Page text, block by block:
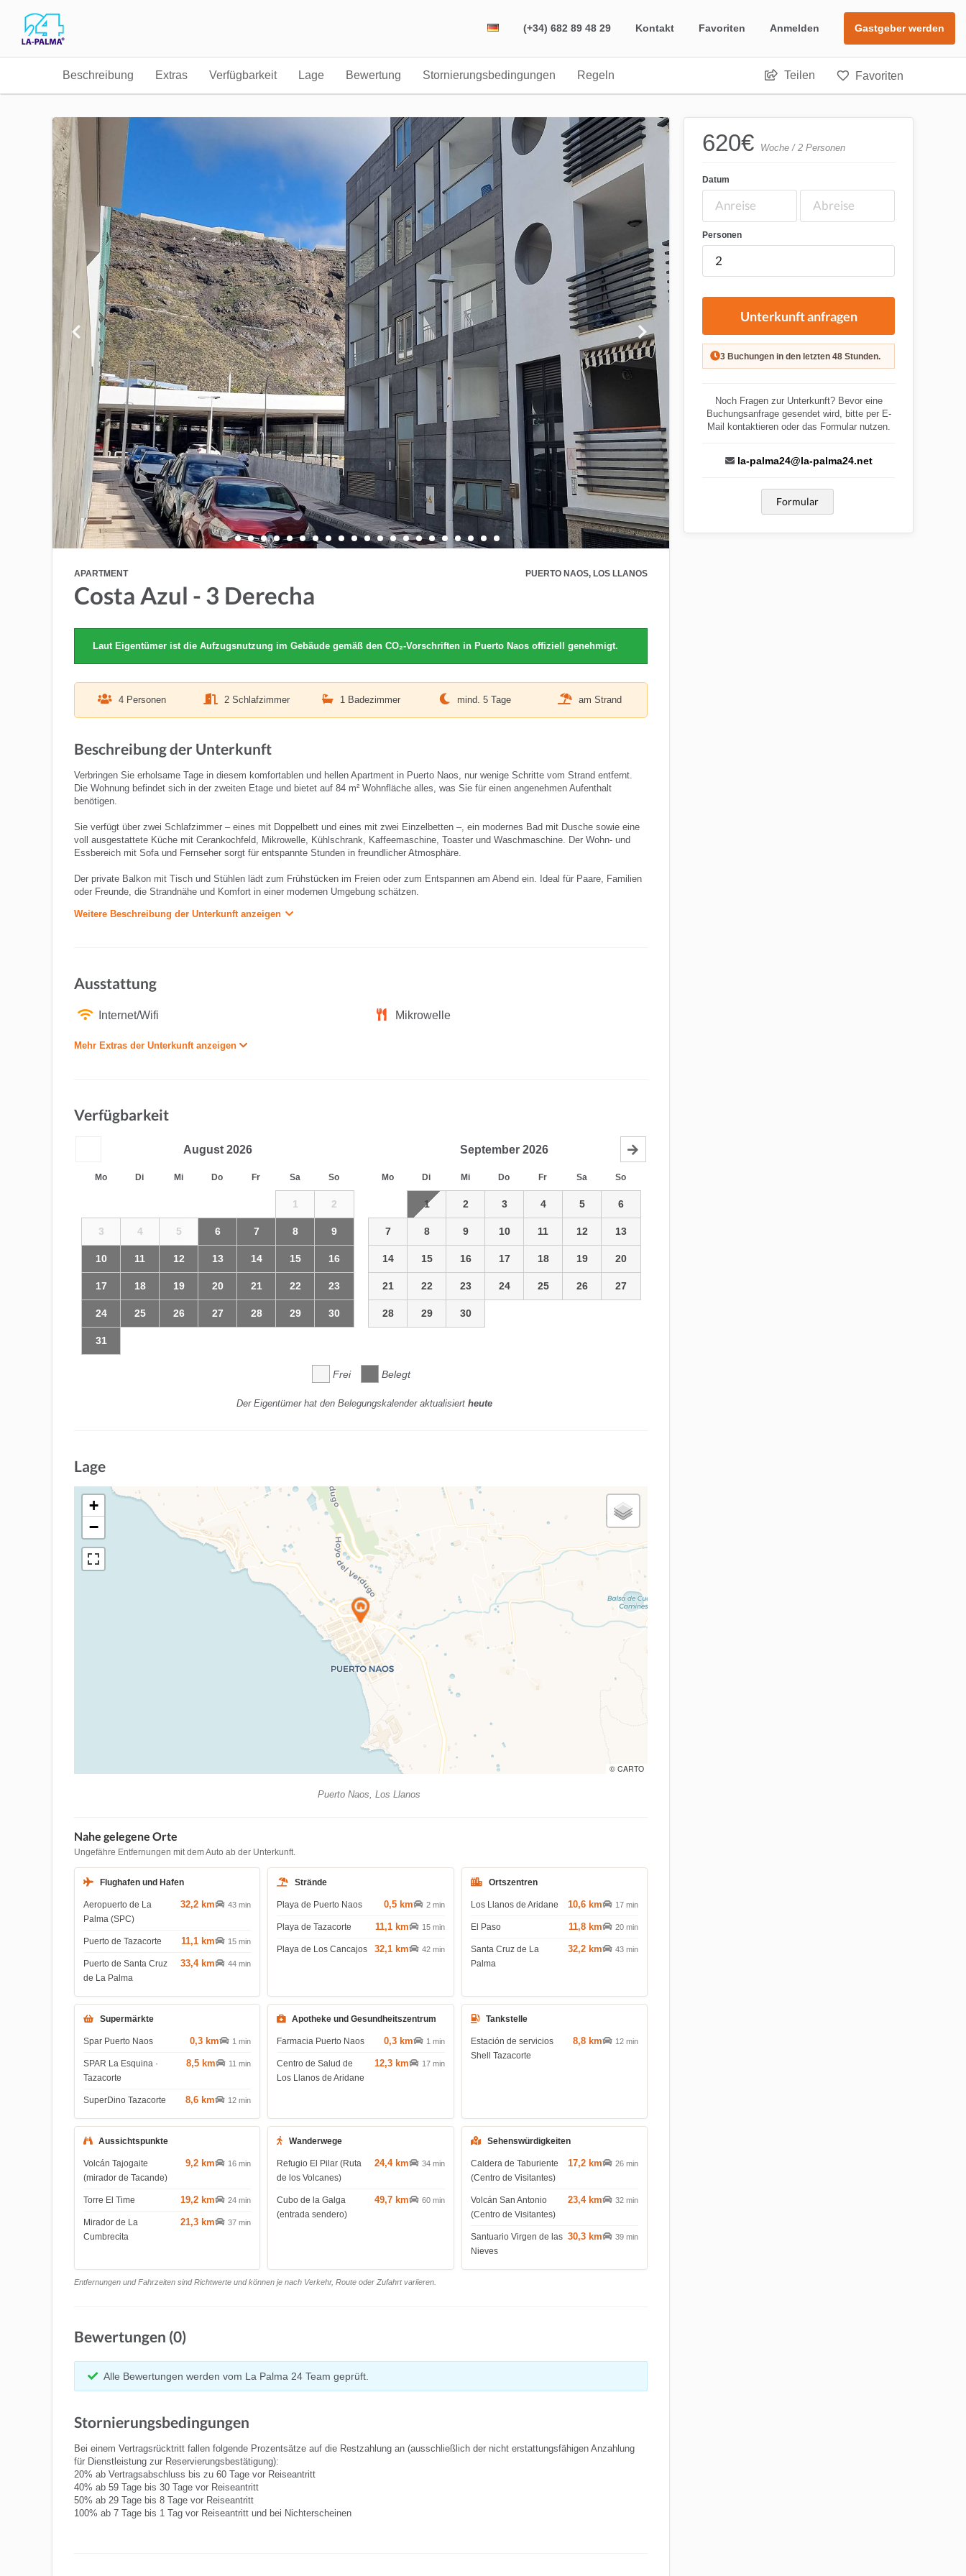
(+34) 682 89 48 29 Kontakt Favoriten Anmelden Gastgeber werden
Beschreibung Extras Verfügbarkeit Lage Bewertung Stornierungsbedingungen Regeln Teilen Favoriten
APARTMENT PUERTO NAOS, LOS LLANOS
Costa Azul - 3 Derecha
Laut Eigentümer ist die Aufzugsnutzung im Gebäude gemäß den CO₂-Vorschriften in Puerto Naos offiziell genehmigt.
4 Personen 2 Schlafzimmer 1 Badezimmer mind. 5 Tage am Strand
Beschreibung der Unterkunft
Verbringen Sie erholsame Tage in diesem komfortablen und hellen Apartment in Puerto Naos, nur wenige Schritte vom Strand entfernt.
Die Wohnung befindet sich in der zweiten Etage und bietet auf 84 m² Wohnfläche alles, was Sie für einen angenehmen Aufenthalt
benötigen.
Sie verfügt über zwei Schlafzimmer – eines mit Doppelbett und eines mit zwei Einzelbetten –, ein modernes Bad mit Dusche sowie eine
voll ausgestattete Küche mit Cerankochfeld, Mikrowelle, Kühlschrank, Kaffeemaschine, Toaster und Waschmaschine. Der Wohn- und
Essbereich mit Sofa und Fernseher sorgt für entspannte Stunden in freundlicher Atmosphäre.
Der private Balkon mit Tisch und Stühlen lädt zum Frühstücken im Freien oder zum Entspannen am Abend ein. Ideal für Paare, Familien
oder Freunde, die Strandnähe und Komfort in einer modernen Umgebung schätzen.
Weitere Beschreibung der Unterkunft anzeigen
Ausstattung
Internet/Wifi Mikrowelle
Mehr Extras der Unterkunft anzeigen
Verfügbarkeit
August 2026
Mo Di Mi Do Fr Sa So
1 2
3 4 5 6 7 8 9
10 11 12 13 14 15 16
17 18 19 20 21 22 23
24 25 26 27 28 29 30
31
September 2026
Mo Di Mi Do Fr Sa So
1 2 3 4 5 6
7 8 9 10 11 12 13
14 15 16 17 18 19 20
21 22 23 24 25 26 27
28 29 30
Frei Belegt
Der Eigentümer hat den Belegungskalender aktualisiert heute
Lage
+
−
© CARTO
Puerto Naos, Los Llanos
Nahe gelegene Orte
Ungefähre Entfernungen mit dem Auto ab der Unterkunft.
Flughafen und Hafen
Aeropuerto de La
Palma (SPC)
32,2 km 43 min
Puerto de Tazacorte 11,1 km 15 min
Puerto de Santa Cruz
de La Palma
33,4 km 44 min
Strände
Playa de Puerto Naos 0,5 km 2 min
Playa de Tazacorte 11,1 km 15 min
Playa de Los Cancajos 32,1 km 42 min
Ortszentren
Los Llanos de Aridane 10,6 km 17 min
El Paso 11,8 km 20 min
Santa Cruz de La
Palma
32,2 km 43 min
Supermärkte
Spar Puerto Naos 0,3 km 1 min
SPAR La Esquina ·
Tazacorte
8,5 km 11 min
SuperDino Tazacorte 8,6 km 12 min
Apotheke und Gesundheitszentrum
Farmacia Puerto Naos 0,3 km 1 min
Centro de Salud de
Los Llanos de Aridane
12,3 km 17 min
Tankstelle
Estación de servicios
Shell Tazacorte
8,8 km 12 min
Aussichtspunkte
Volcán Tajogaite
(mirador de Tacande)
9,2 km 16 min
Torre El Time 19,2 km 24 min
Mirador de La
Cumbrecita
21,3 km 37 min
Wanderwege
Refugio El Pilar (Ruta
de los Volcanes)
24,4 km 34 min
Cubo de la Galga
(entrada sendero)
49,7 km 60 min
Sehenswürdigkeiten
Caldera de Taburiente
(Centro de Visitantes)
17,2 km 26 min
Volcán San Antonio
(Centro de Visitantes)
23,4 km 32 min
Santuario Virgen de las
Nieves
30,3 km 39 min
Entfernungen und Fahrzeiten sind Richtwerte und können je nach Verkehr, Route oder Zufahrt variieren.
Bewertungen (0)
Alle Bewertungen werden vom La Palma 24 Team geprüft.
Stornierungsbedingungen
Bei einem Vertragsrücktritt fallen folgende Prozentsätze auf die Restzahlung an (ausschließlich der nicht erstattungsfähigen Anzahlung
für Dienstleistung zur Reservierungsbestätigung):
20% ab Vertragsabschluss bis zu 60 Tage vor Reiseantritt
40% ab 59 Tage bis 30 Tage vor Reiseantritt
50% ab 29 Tage bis 8 Tage vor Reiseantritt
100% ab 7 Tage bis 1 Tag vor Reiseantritt und bei Nichterscheinen
620€ Woche / 2 Personen
Datum
Personen
Unterkunft anfragen
3 Buchungen in den letzten 48 Stunden.
Noch Fragen zur Unterkunft? Bevor eine
Buchungsanfrage gesendet wird, bitte per E-
Mail kontaktieren oder das Formular nutzen.
la-palma24@la-palma24.net
Formular